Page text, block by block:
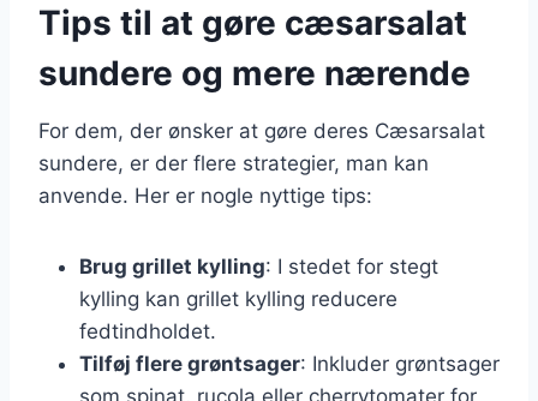
Tips til at gøre cæsarsalat
sundere og mere nærende
For dem, der ønsker at gøre deres Cæsarsalat
sundere, er der flere strategier, man kan
anvende. Her er nogle nyttige tips:
Brug grillet kylling: I stedet for stegt
kylling kan grillet kylling reducere
fedtindholdet.
Tilføj flere grøntsager: Inkluder grøntsager
som spinat, rucola eller cherrytomater for